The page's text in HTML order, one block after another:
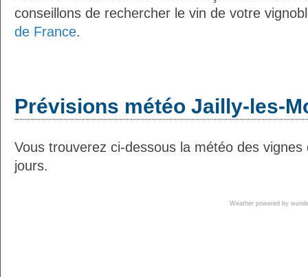
conseillons de rechercher le vin de votre
de France.
Prévisions météo Jailly-les-
Vous trouverez ci-dessous la météo des
jours.
Weather powered by